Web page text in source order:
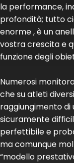
la performance,
profondità; tutto
enorme , è un
vostra crescita e
funzione degli
Numerosi
che su atleti
raggiungimento
sicuramente
perfettibile e
ma comunque
“modello